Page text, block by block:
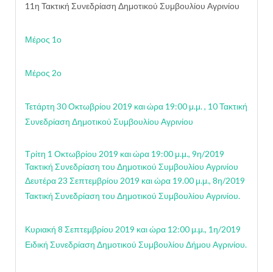
11η Τακτική Συνεδρίαση Δημοτικού Συμβουλίου Αγρινίου
Μέρος 1ο
Μέρος 2ο
Τετάρτη 30 Οκτωβρίου 2019 και ώρα 19:00 μ.μ. , 10 Τακτική
Συνεδρίαση Δημοτικού Συμβουλίου Αγρινίου
Τρίτη 1 Οκτωβρίου 2019 και ώρα 19:00 μ.μ., 9η/2019
Τακτική Συνεδρίαση του Δημοτικού Συμβουλίου Αγρινίου
Δευτέρα 23 Σεπτεμβρίου 2019 και ώρα 19.00 μ.μ., 8η/2019
Τακτική Συνεδρίαση του Δημοτικού Συμβουλίου Αγρινίου.
Κυριακή 8 Σεπτεμβρίου 2019 και ώρα 12:00 μ.μ., 1η/2019
Ειδική Συνεδρίαση Δημοτικού Συμβουλίου Δήμου Αγρινίου.